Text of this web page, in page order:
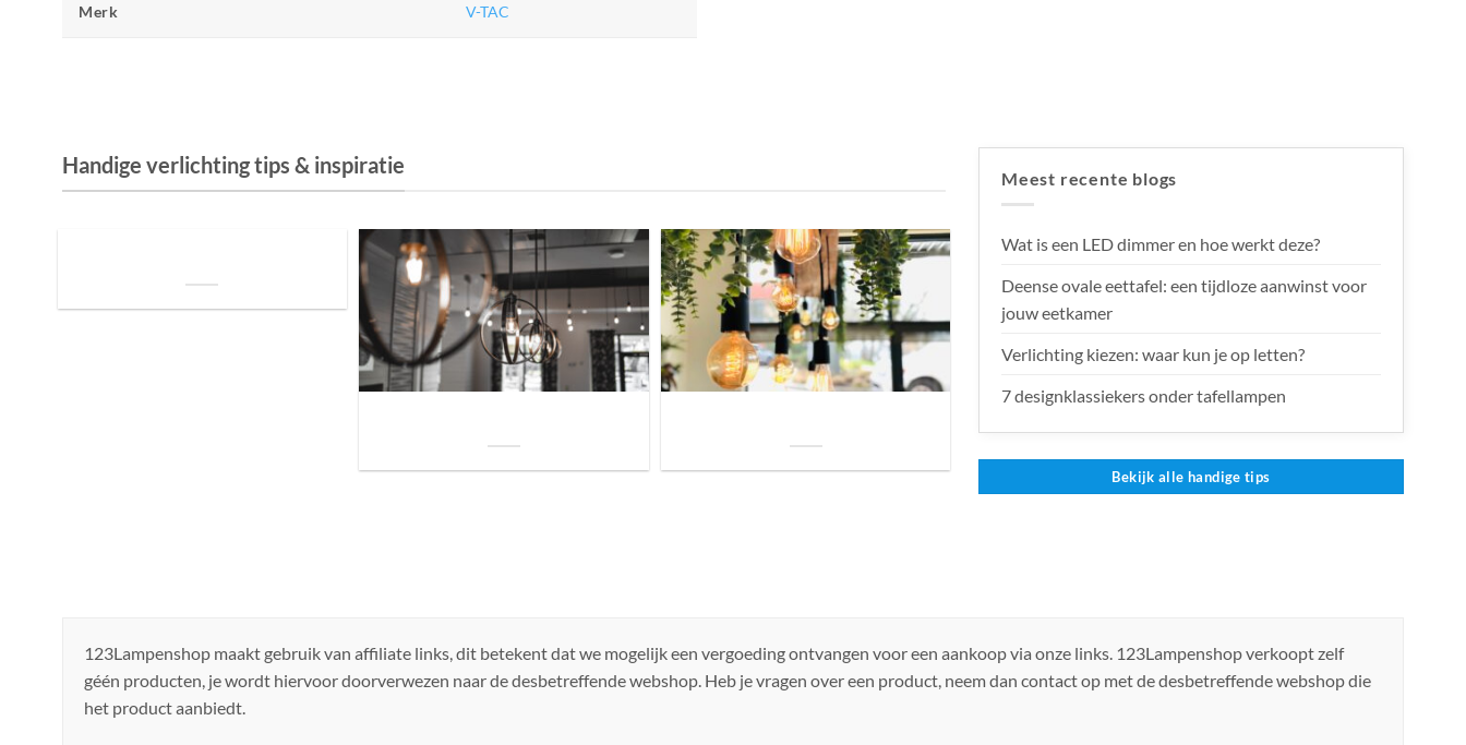
Merk V-TAC
Handige verlichting tips & inspiratie
Meest recente blogs
Wat is een LED dimmer en hoe werkt deze?
Deense ovale eettafel: een tijdloze aanwinst voor
jouw eetkamer
Verlichting kiezen: waar kun je op letten?
7 designklassiekers onder tafellampen
Bekijk alle handige tips
123Lampenshop maakt gebruik van affiliate links, dit betekent dat we mogelijk een vergoeding ontvangen voor een aankoop via onze links. 123Lampenshop verkoopt zelf
géén producten, je wordt hiervoor doorverwezen naar de desbetreffende webshop. Heb je vragen over een product, neem dan contact op met de desbetreffende webshop die
het product aanbiedt.